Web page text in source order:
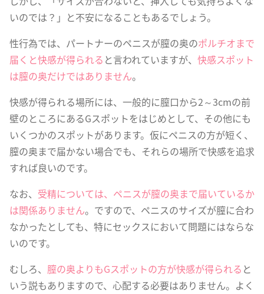
いのでは？」と不安になることもあるでしょう。
性行為では、パートナーのペニスが膣の奥のポルチオまで
届くと快感が得られる と言われていますが、 快感スポット
は膣の奥だけではありません。
快感が得られる場所には、一般的に膣口から2～3cmの前
壁のところにあるGスポットをはじめとして、その他にも
いくつかのスポットがあります。仮にペニスの方が短く、
膣の奥まで届かない場合でも、それらの場所で快感を追求
すれば良いのです。
なお、 受精については、ペニスが膣の奥まで届いているか
は関係ありません。ですので、ペニスのサイズが膣に合わ
なかったとしても、特にセックスにおいて問題にはならな
いのです。
むしろ、 膣の奥よりもGスポットの方が快感が得られる と
いう説もありますので、心配する必要はありません。よく